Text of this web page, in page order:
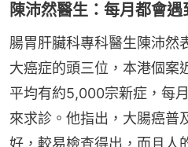
陳沛然醫生：每月都會
腸胃肝臟科專科醫生陳沛然
大癌症的頭三位，本港個案
平均有約5,000宗新症，每
來求診。他指出，大腸癌普
好，較易檢查得出，而且人